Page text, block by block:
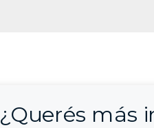
¿Querés más